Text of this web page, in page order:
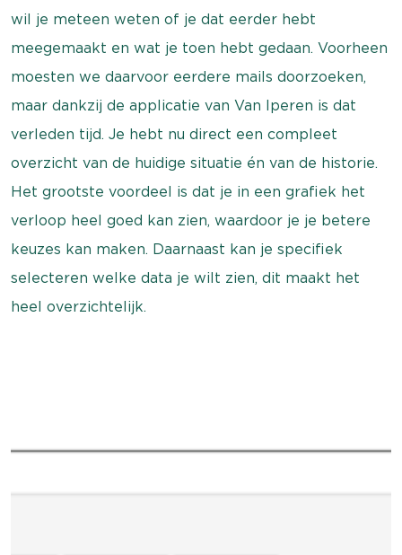
wil je meteen weten of je dat eerder hebt
meegemaakt en wat je toen hebt gedaan. Voorheen
moesten we daarvoor eerdere mails doorzoeken,
maar dankzij de applicatie van Van Iperen is dat
verleden tijd. Je hebt nu direct een compleet
overzicht van de huidige situatie én van de historie.
Het grootste voordeel is dat je in een grafiek het
verloop heel goed kan zien, waardoor je je betere
keuzes kan maken. Daarnaast kan je specifiek
selecteren welke data je wilt zien, dit maakt het
heel overzichtelijk.